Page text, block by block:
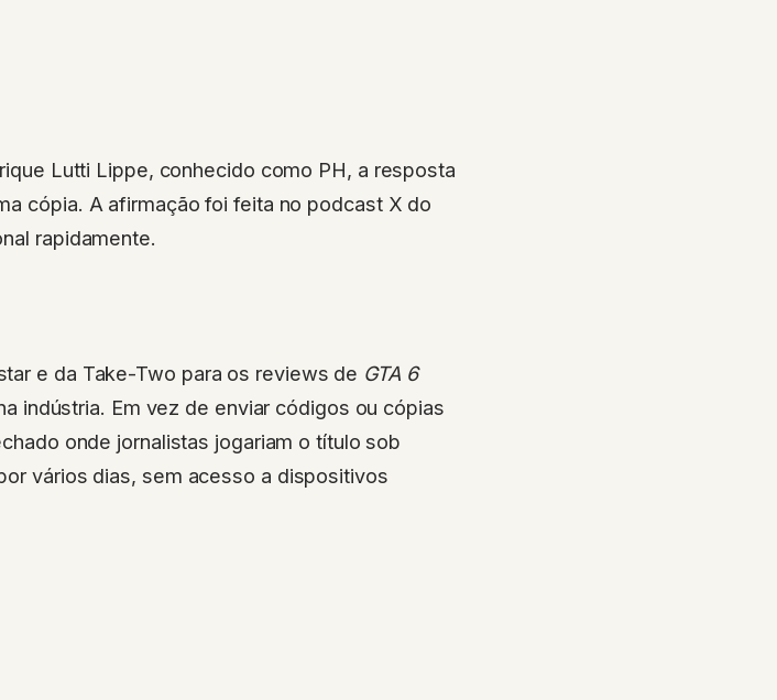
Lutti Lippe, conhecido como PH, a resposta
cópia. A afirmação foi feita no podcast X do
rapidamente.
e da Take-Two para os reviews de GTA 6
indústria. Em vez de enviar códigos ou cópias
onde jornalistas jogariam o título sob
vários dias, sem acesso a dispositivos